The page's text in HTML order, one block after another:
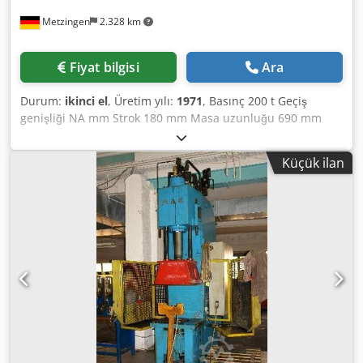
iki elle serbest bırakma, - Ara masalar monte edildi, kontrol
mm, güvenlik mesafesi 170 mm Durum : iyi ila çok iyi - güç
altında gösterime hazır Teslimat : stoktan çıkış - incelendiği
gibi Ödeme: kesinlikle net - fatura alındıktan sonra
Siparişinizi bekliyoruz. Hidrolik preslerin daha fazla seçimi
her zaman stoklarımız, lütfen bize danışın.
Metzingen 2.328 km
Fiyat bilgisi Ara
Durum: ikinci el, Üretim yılı: 1971, Basınç 200 t Geçiş
genişliği NA mm Strok 180 mm Masa uzunluğu 690 mm
Masa genişliği 530 mm Dikmeler arası mesafe 420 mm
Toplam güç gereksinimi 18 kW Dsdpot Hw Dwsfx Ankokr
Makine ağırlığı yaklaşık ton Alan gereksinimi yaklaşık m E X
N E R Kabartma, havşa açma için hidrolik dört kolonlu
pres, akış kalıplama, kalibre etme ve delme (madalyalar)
Tip H4SP 200 # 1101-20 Üretim yılı 1971 ancak bu süre
içinde birkaç kez elden geçirildi _____ Aşağı doğru basınç
kapasitesi yaklaşık 200 ton Yukarı doğru geri çekme kuvveti
yaklaşık 20 ton Kullanılabilir masa boyutu 420 x 220 mm
Toplam masa boyutu 700 x 530 mm Ön taraftaki sütunlar
arasındaki mesafe 420 mm Yanal 220 mm Kurulum
yüksekliği tabladan piston üstüne 380 mm Piston stroku
yaklaşık 200 mm Piston / kolon Ø 270/120 mm Piston deliği
50 mm Koçun kapanma hızı: -Hızlı travers/yük traversi/ram
Küçük ilan